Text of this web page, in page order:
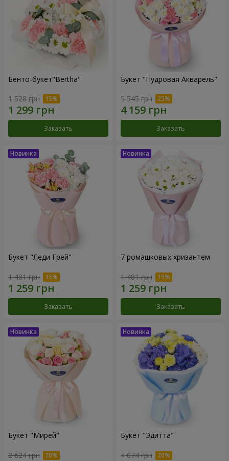
Бенто-букет"Bertha"
1 528 грн
Заказать
Букет "Пудровая Акварель"
5 545 грн
Заказать
Букет "Леди Грей"
1 481 грн
Заказать
7 ромашковых хризантем
1 481 грн
Заказать
Букет "Мирей"
2 624 грн
Букет "Эдитта"
4 074 грн